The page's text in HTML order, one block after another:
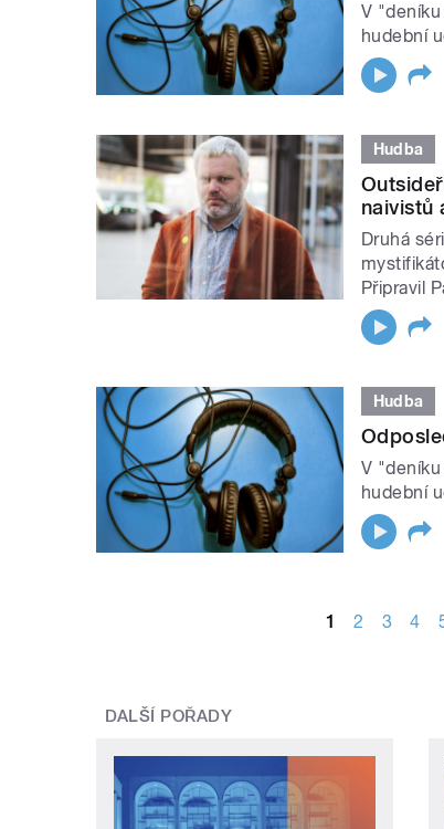
V
hudební
Hudba
naivistů
Druhá
Připravil
Hudba
V
hudební
1 2 3 4
DALŠÍ POŘADY